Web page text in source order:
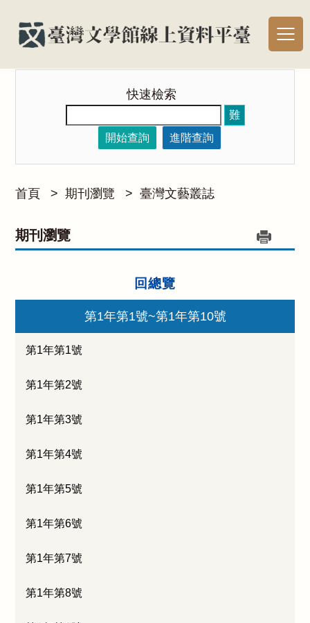
快速檢索
難
開始查詢
進階查詢
首頁 > 期刊瀏覽 > 臺灣文藝叢誌
期刊瀏覽
回總覽
第1年第1號~第1年第10號
第1年第1號
第1年第2號
第1年第3號
第1年第4號
第1年第5號
第1年第6號
第1年第7號
第1年第8號